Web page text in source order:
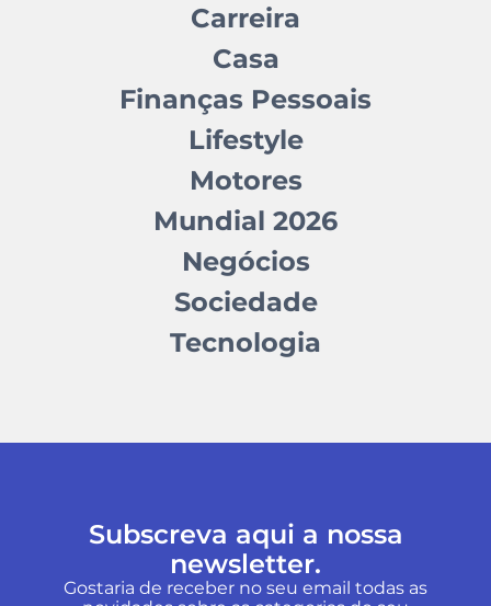
Carreira
Casa
Finanças Pessoais
Lifestyle
Motores
Mundial 2026
Negócios
Sociedade
Tecnologia
Subscreva aqui a nossa
newsletter.
Gostaria de receber no seu email todas as